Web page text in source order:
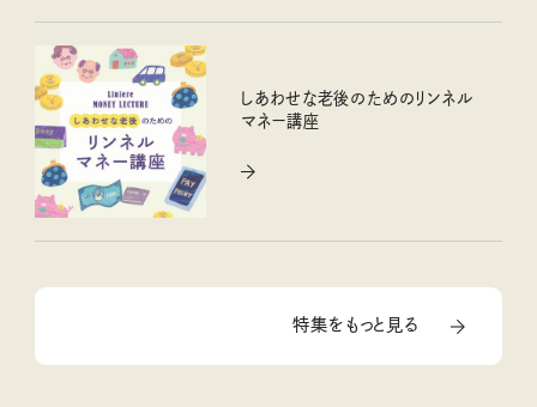
しあわせな老後のためのリンネル
マネー講座
特集をもっと見る